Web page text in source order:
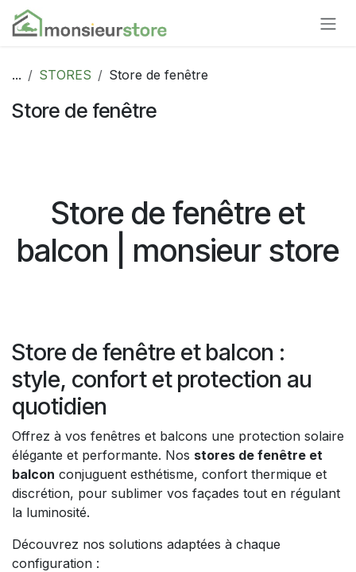
Se rendre au contenu
... STORES Store de fenêtre
Store de fenêtre
Store de fenêtre et
balcon | monsieur store
Store de fenêtre et balcon :
style, confort et protection au
quotidien
Offrez à vos fenêtres et balcons une protection solaire
élégante et performante. Nos stores de fenêtre et
balcon conjuguent esthétisme, confort thermique et
discrétion, pour sublimer vos façades tout en régulant
la luminosité.
Découvrez nos solutions adaptées à chaque
configuration :